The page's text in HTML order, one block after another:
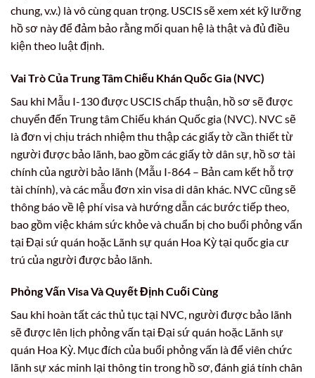
chung, v.v.) là vô cùng quan trọng. USCIS sẽ xem xét kỹ lưỡng
hồ sơ này để đảm bảo rằng mối quan hệ là thật và đủ điều
kiện theo luật định.
Vai Trò Của Trung Tâm Chiếu Khán Quốc Gia (NVC)
Sau khi Mẫu I-130 được USCIS chấp thuận, hồ sơ sẽ được
chuyển đến Trung tâm Chiếu khán Quốc gia (NVC). NVC sẽ
là đơn vị chịu trách nhiệm thu thập các giấy tờ cần thiết từ
người được bảo lãnh, bao gồm các giấy tờ dân sự, hồ sơ tài
chính của người bảo lãnh (Mẫu I-864 – Bản cam kết hỗ trợ
tài chính), và các mẫu đơn xin visa di dân khác. NVC cũng sẽ
thông báo về lệ phí visa và hướng dẫn các bước tiếp theo,
bao gồm việc khám sức khỏe và chuẩn bị cho buổi phỏng vấn
tại Đại sứ quán hoặc Lãnh sự quán Hoa Kỳ tại quốc gia cư
trú của người được bảo lãnh.
Phỏng Vấn Visa Và Quyết Định Cuối Cùng
Sau khi hoàn tất các thủ tục tại NVC, người được bảo lãnh
sẽ được lên lịch phỏng vấn tại Đại sứ quán hoặc Lãnh sự
quán Hoa Kỳ. Mục đích của buổi phỏng vấn là để viên chức
lãnh sự xác minh lại thông tin trong hồ sơ, đánh giá tính chân